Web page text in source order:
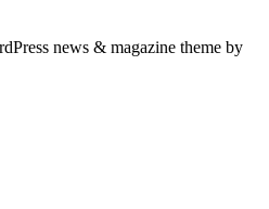
news & magazine theme by